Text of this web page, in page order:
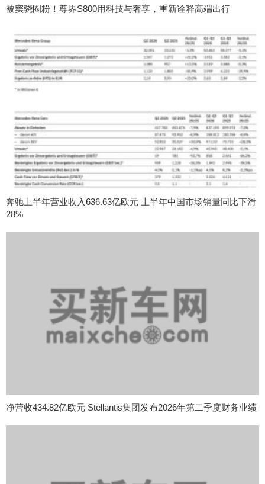
被窦骁圈粉！尊界S800用科技与奢享，重新诠释高端出行
奔驰上半年营业收入636.63亿欧元 上半年中国市场销量同比下滑
28%
净营收434.82亿欧元 Stellantis集团发布2026年第二季度财务业绩